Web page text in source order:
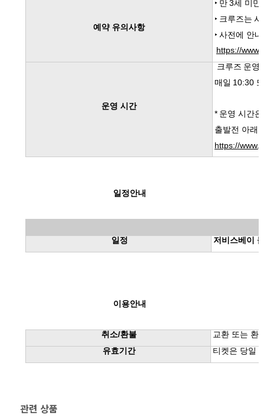
예약 유의사항
‣ 만3세 미만
‣ 크루즈는 시
‣사전에 안
https://
운영 시간
크루즈 운영
매일 10:30
* 운영 시간
출발전 아래
https://
일정안내
일정 저비스베이
이용안내
취소/환불
교환 또는 환
유효기간
티켓은 당일
관련 상품